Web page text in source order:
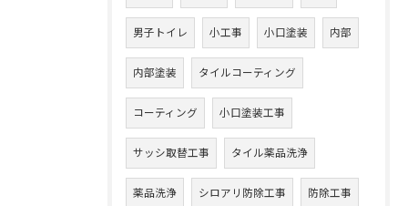
男子トイレ 小工事 小口塗装 内部
内部塗装 タイルコーティング
コーティング 小口塗装工事
サッシ取替工事 タイル薬品洗浄
薬品洗浄 シロアリ防除工事 防除工事